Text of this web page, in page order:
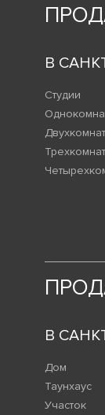
В
Студии
В
Дом
Таунхаус
Участок